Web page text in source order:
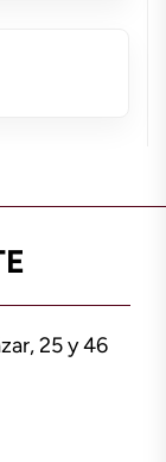
25 y 46